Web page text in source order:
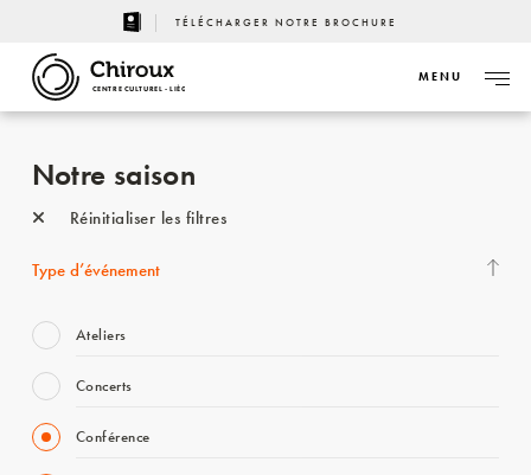
TÉLÉCHARGER NOTRE BROCHURE
CENTRE CULTUREL - LIÈGE
MENU
Notre saison
Réinitialiser les filtres
Type d’événement
Ateliers
Concerts
Conférence